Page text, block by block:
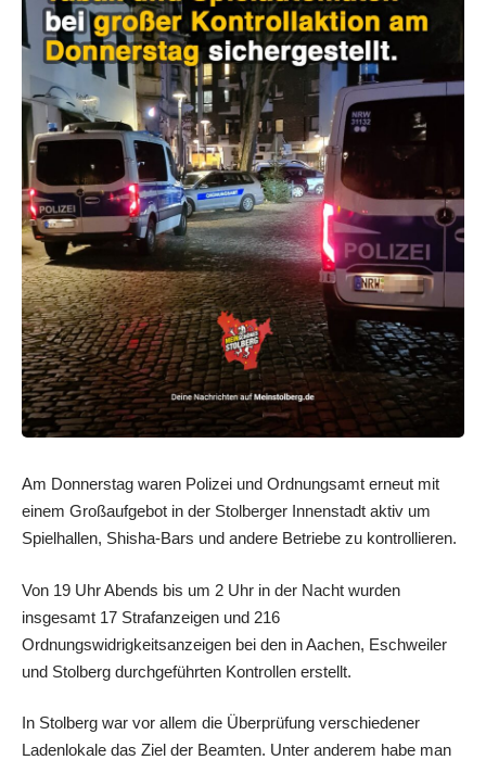
Am Donnerstag waren Polizei und Ordnungsamt erneut mit
einem Großaufgebot in der Stolberger Innenstadt aktiv um
Spielhallen, Shisha-Bars und andere Betriebe zu kontrollieren.
Von 19 Uhr Abends bis um 2 Uhr in der Nacht wurden
insgesamt 17 Strafanzeigen und 216
Ordnungswidrigkeitsanzeigen bei den in Aachen, Eschweiler
und Stolberg durchgeführten Kontrollen erstellt.
In Stolberg war vor allem die Überprüfung verschiedener
Ladenlokale das Ziel der Beamten. Unter anderem habe man